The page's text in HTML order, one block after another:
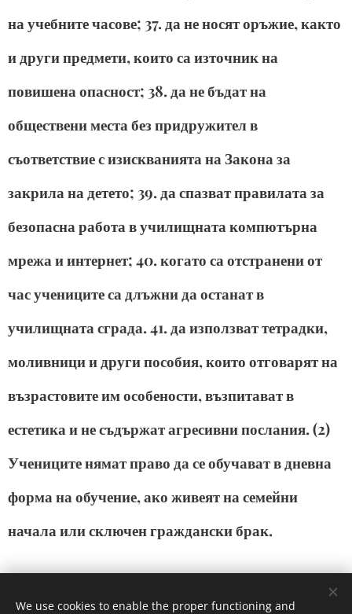
на учебните часове; 37. да не носят оръжие, както
и други предмети, които са източник на
повишена опасност; 38. да не бъдат на
обществени места без придружител в
съответствие с изискванията на Закона за
закрила на детето; 39. да спазват правилата за
безопасна работа в училищната компютърна
мрежа и интернет; 40. когато са отстранени от
час учениците са длъжни да останат в
училищната сграда. 41. да използват тетрадки,
моливници и други пособия, които отговарят на
възрастовите им особености, възпитават в
естетика и не съдържат агресивни послания. (2)
Учениците нямат право да се обучават в дневна
форма на обучение, ако живеят на семейни
начала или сключен граждански брак.
We use cookies to enable the proper functioning and